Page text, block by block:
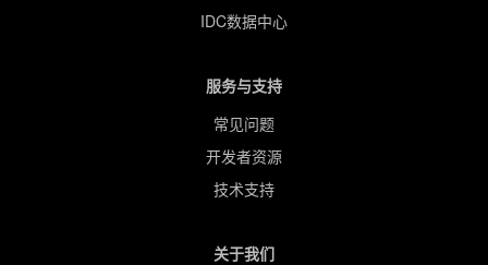
IDC数据中心
服务与支持
常见问题
开发者资源
技术支持
关于我们